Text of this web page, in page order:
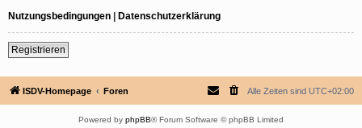
Nutzungsbedingungen | Datenschutzerklärung
Registrieren
ISDV-Homepage Foren Alle Zeiten sind UTC+02:00
Powered by phpBB® Forum Software © phpBB Limited